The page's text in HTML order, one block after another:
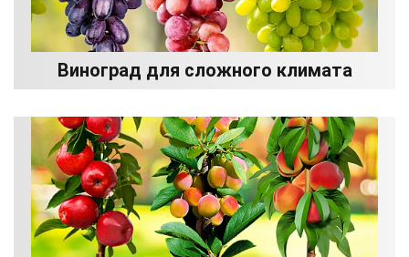
Виноград для сложного климата